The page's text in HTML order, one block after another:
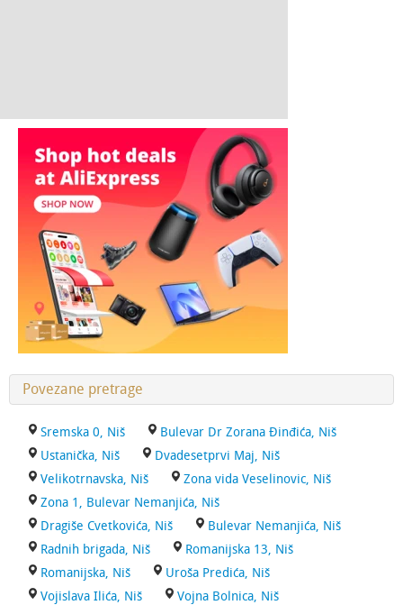
Povezane pretrage
Sremska 0, Niš
Bulevar Dr Zorana Đinđića, Niš
Ustanička, Niš
Dvadesetprvi Maj, Niš
Velikotrnavska, Niš
Zona vida Veselinovic, Niš
Zona 1, Bulevar Nemanjića, Niš
Dragiše Cvetkovića, Niš
Bulevar Nemanjića, Niš
Radnih brigada, Niš
Romanijska 13, Niš
Romanijska, Niš
Uroša Predića, Niš
Vojislava Ilića, Niš
Vojna Bolnica, Niš